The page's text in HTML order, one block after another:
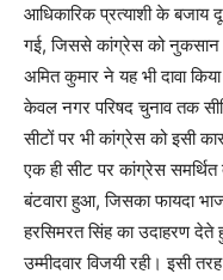
आधिकारिक प्रत्याशी के बजाय
गई, जिससे कांग्रेस को
अमित कुमार ने यह भी दावा
केवल नगर परिषद चुनाव तक
सीटों पर भी कांग्रेस को इसी
एक ही सीट पर कांग्रेस समर्थित
बंटवारा हुआ, जिसका फायदा
हरसिमरत सिंह का उदाहरण
उम्मीदवार विजयी रही। इसी